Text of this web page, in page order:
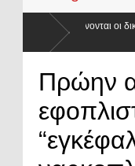
Πρώην